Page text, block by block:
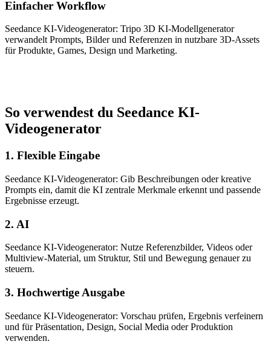
Einfacher Workflow
Seedance KI-Videogenerator: Tripo 3D KI-Modellgenerator
verwandelt Prompts, Bilder und Referenzen in nutzbare 3D-Assets
für Produkte, Games, Design und Marketing.
So verwendest du Seedance KI-
Videogenerator
1. Flexible Eingabe
Seedance KI-Videogenerator: Gib Beschreibungen oder kreative
Prompts ein, damit die KI zentrale Merkmale erkennt und passende
Ergebnisse erzeugt.
2. AI
Seedance KI-Videogenerator: Nutze Referenzbilder, Videos oder
Multiview-Material, um Struktur, Stil und Bewegung genauer zu
steuern.
3. Hochwertige Ausgabe
Seedance KI-Videogenerator: Vorschau prüfen, Ergebnis verfeinern
und für Präsentation, Design, Social Media oder Produktion
verwenden.